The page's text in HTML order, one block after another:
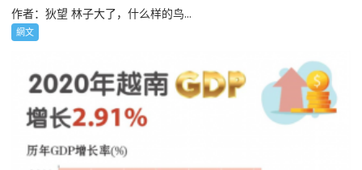
作者：狄望 林子大了，什么样的鸟...
網文